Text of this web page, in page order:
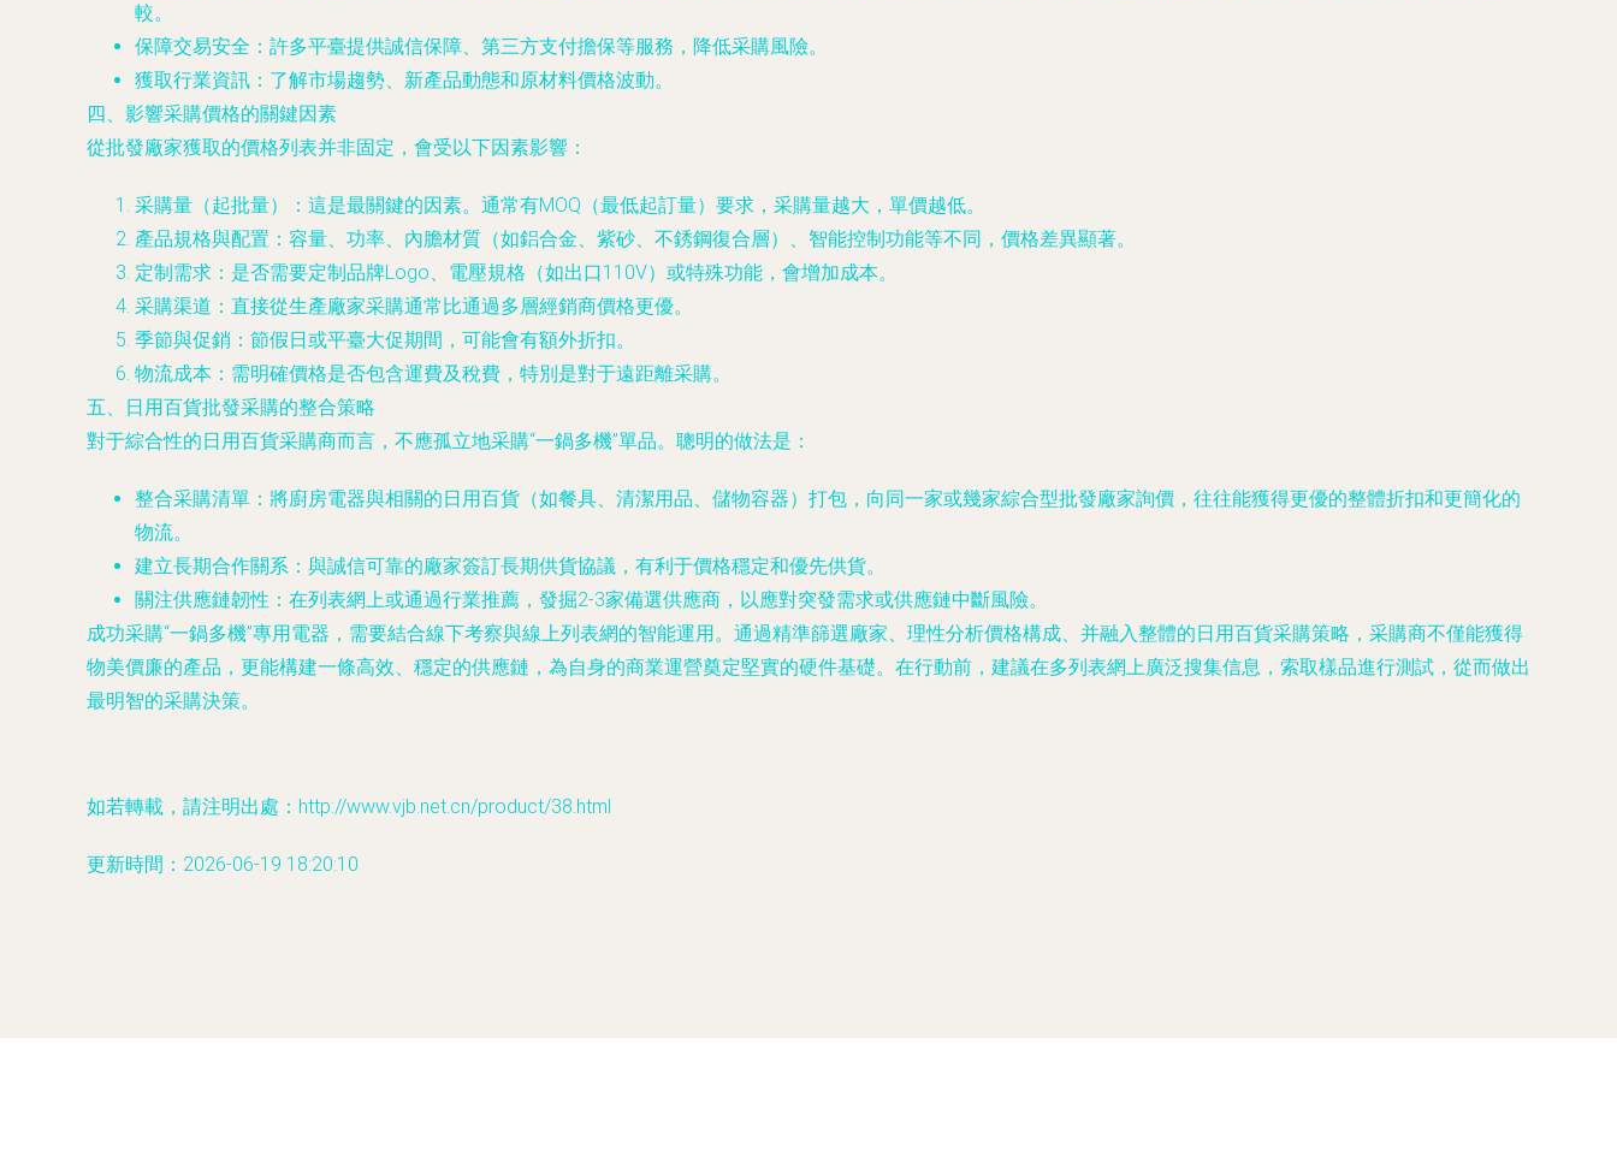
較。
保障交易安全 ：許多平臺提供誠信保障、第三方支付擔保等服務，降低采購風險。
獲取行業資訊 ：了解市場趨勢、新產品動態和原材料價格波動。
四、影響采購價格的關鍵因素
從批發廠家獲取的價格列表并非固定，會受以下因素影響：
采購量（起批量）
：這是最關鍵的因素。通常有MOQ（最低起訂量）要求，采購量越大，單價越低。
產品規格與配置 ：容量、功率、內膽材質（如鋁合金、紫砂、不銹鋼復合層）、智能控制功能等不同，價格差異顯著。
定制需求 ：是否需要定制品牌Logo、電壓規格（如出口110V）或特殊功能，會增加成本。
采購渠道 ：直接從生產廠家采購通常比通過多層經銷商價格更優。
季節與促銷 ：節假日或平臺大促期間，可能會有額外折扣。
物流成本 ：需明確價格是否包含運費及稅費，特別是對于遠距離采購。
五、日用百貨批發采購的整合策略
對于綜合性的日用百貨采購商而言，不應孤立地采購“一鍋多機”單品。聰明的做法是：
整合采購清單 ：將廚房電器與相關的日用百貨（如餐具、清潔用品、儲物容器）打包，向同一家或幾家綜合型批發廠家詢價，往往能獲得更優的整體折扣和更簡化的
物流。
建立長期合作關系 ：與誠信可靠的廠家簽訂長期供貨協議，有利于價格穩定和優先供貨。
關注供應鏈韌性 ：在列表網上或通過行業推薦，發掘2-3家備選供應商，以應對突發需求或供應鏈中斷風險。
成功采購“一鍋多機”專用電器，需要結合線下考察與線上列表網的智能運用。通過精準篩選廠家、理性分析價格構成、并融入整體的日用百貨采購策略，采購商不僅能獲得
物美價廉的產品，更能構建一條高效、穩定的供應鏈，為自身的商業運營奠定堅實的硬件基礎。在行動前，建議在多列表網上廣泛搜集信息，索取樣品進行測試，從而做出
最明智的采購決策。
如若轉載，請注明出處：http://www.vjb.net.cn/product/38.html
更新時間：2026-06-19 18:20:10